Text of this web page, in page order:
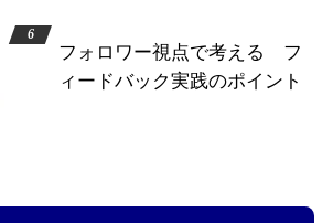
フォロワー視点で考える フ
ィードバック実践のポイント